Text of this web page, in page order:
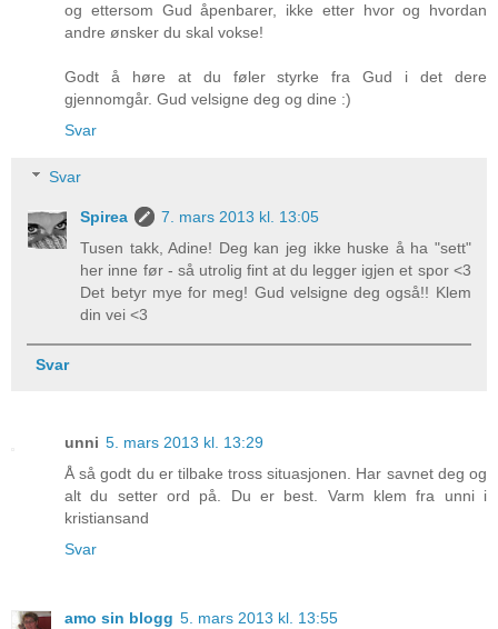
og ettersom Gud åpenbarer, ikke etter hvor og hvordan
andre ønsker du skal vokse!
Godt å høre at du føler styrke fra Gud i det dere
gjennomgår. Gud velsigne deg og dine :)
Svar
Svar
Spirea
7. mars 2013 kl. 13:05
Tusen takk, Adine! Deg kan jeg ikke huske å ha "sett"
her inne før - så utrolig fint at du legger igjen et spor <3
Det betyr mye for meg! Gud velsigne deg også!! Klem
din vei <3
Svar
unni 5. mars 2013 kl. 13:29
Å så godt du er tilbake tross situasjonen. Har savnet deg og
alt du setter ord på. Du er best. Varm klem fra unni i
kristiansand
Svar
amo sin blogg 5. mars 2013 kl. 13:55